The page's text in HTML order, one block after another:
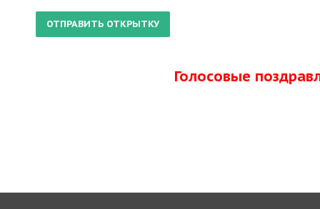
Голосовые